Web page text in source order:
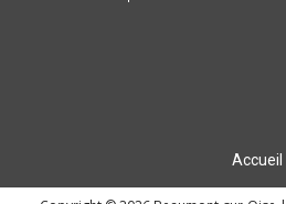
Accueil